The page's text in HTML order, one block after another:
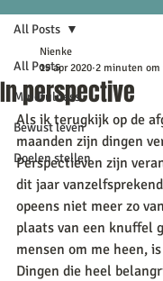
All Posts
Mindfulness
Bewust leven
Doelen stellen
All Posts
In perspective
Nienke
19 apr 2020 2 minuten om
Als ik terugkijk op de
maanden zijn dingen
Perspectieven zijn
dit jaar
opeens niet meer zo
plaats van een knuffel
mensen om me heen,
Dingen die heel